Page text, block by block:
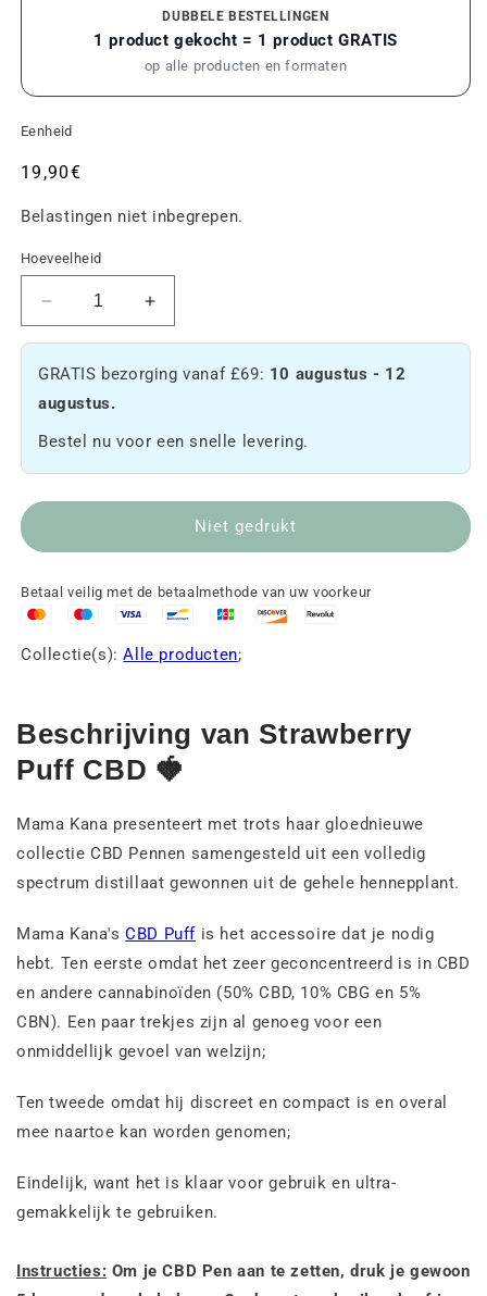
DUBBELE BESTELLINGEN
1 product gekocht = 1 product GRATIS
op alle producten en formaten
Eenheid
Gebruikelijke
19,90€
Belastingen niet inbegrepen.
Hoeveelheid
Verminder
de
Strawberry
Puff
🍓
Verhoog
de
Strawberry
🍓
GRATIS bezorging vanaf £69: 10 augustus - 12
augustus.
Bestel nu voor een snelle levering.
Niet gedrukt
Betaal veilig met de betaalmethode van uw voorkeur
Collectie(s):Alle producten;
Beschrijving van Strawberry
Puff CBD 🍓
Mama Kana presenteert met trots haar gloednieuwe
collectie CBD Pennen samengesteld uit een volledig
spectrum distillaat gewonnen uit de gehele hennepplant.
Mama Kana'sCBD Puff is het accessoire dat je nodig
hebt. Ten eerste omdat het zeer geconcentreerd is in CBD
en andere cannabinoïden (50% CBD, 10% CBG en 5%
CBN). Een paar trekjes zijn al genoeg voor een
onmiddellijk gevoel van welzijn;
Ten tweede omdat hij discreet en compact is en overal
mee naartoe kan worden genomen;
Eindelijk, want het is klaar voor gebruik en ultra-
gemakkelijk te gebruiken.
Instructies: Om je CBD Pen aan te zetten, druk je gewoon